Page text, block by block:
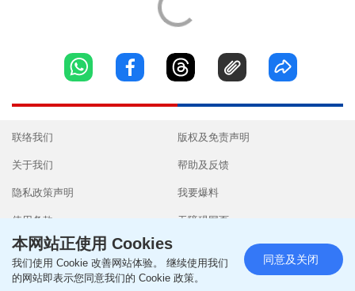
联络我们
关于我们
隐私政策声明
使用条款
版权及免责声明
帮助及反馈
我要爆料
无障碍网页
Copyright © 2026 SingTao Ltd.All rights reserved.
本网站正使用 Cookies
我们使用 Cookie 改善网站体验。 继续使用我们
的网站即表示您同意我们的 Cookie 政策。
同意及关闭